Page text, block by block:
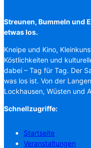
Streunen, Bummeln und
etwas los.
Kneipe und Kino,
Köstlichkeiten und
dabei – Tag für Tag. Der
was los ist. Von der
Lockhausen, Wüsten und
Schnellzugriffe:
Startseite
Veranstaltungen